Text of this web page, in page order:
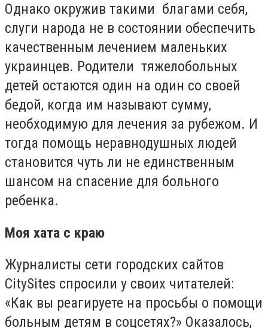
Однако окружив такими благами себя,
слуги народа не в состоянии обеспечить
качественным лечением маленьких
украинцев. Родители тяжелобольных
детей остаются один на один со своей
бедой, когда им называют сумму,
необходимую для лечения за рубежом. И
тогда помощь неравнодушных людей
становится чуть ли не единственным
шансом на спасение для больного
ребенка.
Моя хата с краю
Журналисты сети городских сайтов
CitySites спросили у своих читателей:
«Как вы реагируете на просьбы о помощи
больным детям в соцсетях?» Оказалось,